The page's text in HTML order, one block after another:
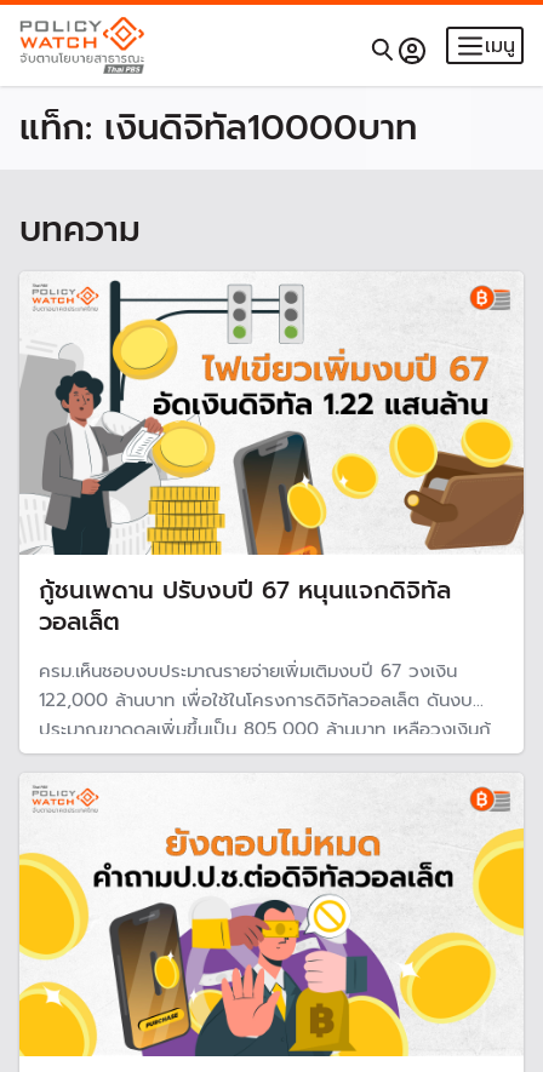
เมนู
แท็ก: เงินดิจิทัล10000บาท
บทความ
กู้ชนเพดาน ปรับงบปี 67 หนุนแจกดิจิทัล
วอลเล็ต
ครม.เห็นชอบงบประมาณรายจ่ายเพิ่มเติมงบปี 67 วงเงิน
122,000 ล้านบาท เพื่อใช้ในโครงการดิจิทัลวอลเล็ต ดันงบ
ประมาณขาดดุลเพิ่มขึ้นเป็น 805,000 ล้านบาท เหลือวงเงินกู้
ได้เพียงหมื่นล้าน เกือบติดเพดาน